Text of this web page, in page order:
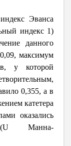
Эванса
индекс 1)
данного
максимум
у которой
0,355, а в
катетера
оказались
(U Манна-